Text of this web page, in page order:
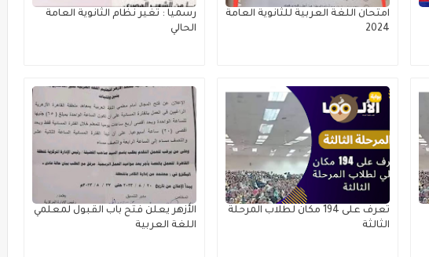
امتحان اللغة العربية للثانوية العامة
2024
رسميا : تغير نظام الثانوية العامة
الحالي
تعرف على 194 مكان لطلاب المرحلة
الثالثة
الأزهر يعلن فتح باب القبول لمعلمي
اللغة العربية